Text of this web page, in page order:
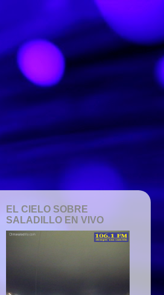
EL CIELO SOBRE
SALADILLO EN VIVO